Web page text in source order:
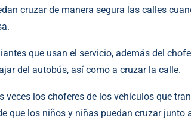
cruzar de manera segura las calles
que usan el servicio, además del
del autobús, así como a cruzar la calle.
veces los choferes de los vehículos que
que los niños y niñas puedan cruzar junto